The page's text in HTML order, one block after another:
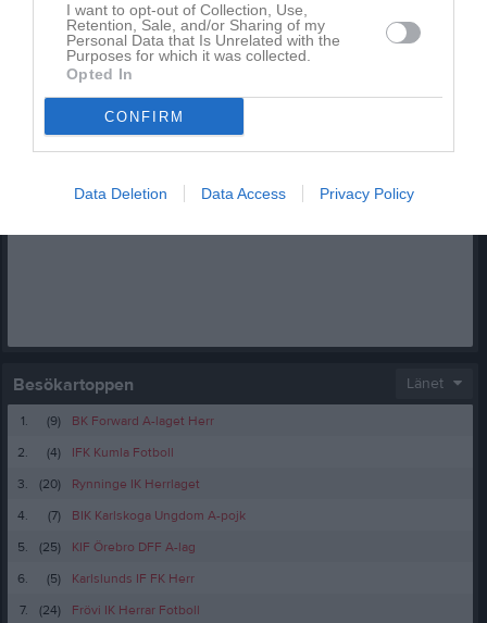
I want to opt-out of Collection, Use,
Retention, Sale, and/or Sharing of my
Personal Data that Is Unrelated with the
Purposes for which it was collected.
Opted In
CONFIRM
Data Deletion Data Access Privacy Policy
Inga kommande aktiviteter
Facebook
Besökartoppen Länet
1. (9)
BK Forward A-laget Herr
2.
(4)
IFK Kumla Fotboll
3.
(20)
Rynninge IK Herrlaget
4.
(7)
BIK Karlskoga Ungdom A-pojk
5.
(25)
KIF Örebro DFF A-lag
6.
(5)
Karlslunds IF FK Herr
7.
(24) Frövi IK Herrar Fotboll